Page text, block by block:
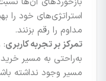
استراتژی‌های خود را
مداوم را رقم بزنند.
تمرکز بر تجربه کاربری:
به‌راحتی به مسیر
مسیر وجود نداشته